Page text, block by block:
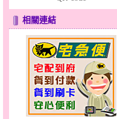
甜心女孩～金銀鋼女套鍊
相關連結